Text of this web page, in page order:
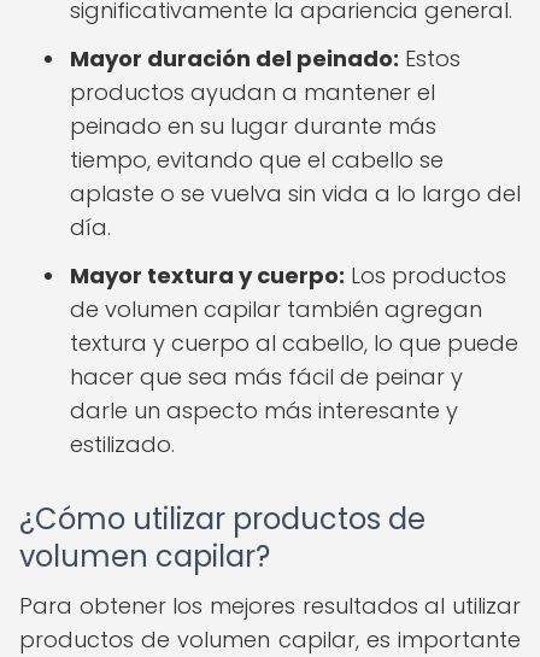
significativamente la apariencia general.
Mayor duración del peinado: Estos
productos ayudan a mantener el
peinado en su lugar durante más
tiempo, evitando que el cabello se
aplaste o se vuelva sin vida a lo largo del
día.
Mayor textura y cuerpo: Los productos
de volumen capilar también agregan
textura y cuerpo al cabello, lo que puede
hacer que sea más fácil de peinar y
darle un aspecto más interesante y
estilizado.
¿Cómo utilizar productos de
volumen capilar?
Para obtener los mejores resultados al utilizar
productos de volumen capilar, es importante